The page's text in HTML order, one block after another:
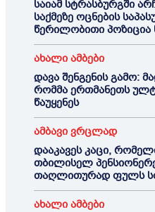
საიამ სტრასბურგში
საქმეზე ოცნების
წერილობითი პოზიცია
ახალი ამბები
დავა შენგენის გამო:
რომმა ერთმანეთს
წაუყენეს
ამბავი ვრცლად
დააკავეს კაცი,
თბილისელ
თაღლითურად ფულს
ახალი ამბები